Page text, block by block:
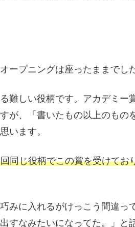
ープニングは座ったままでした
難しい役柄です。アカデミー
が、「書いたもの以上のもの
います。
同じ役柄でこの賞を受けてお
みに入れるがけっこう間違っ
すなみたいになってた。」と